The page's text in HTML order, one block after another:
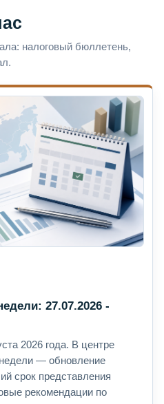
налоговый бюллетень,
27.07.2026 -
2026 года. В центре
недели — обновление
срок представления
рекомендации по